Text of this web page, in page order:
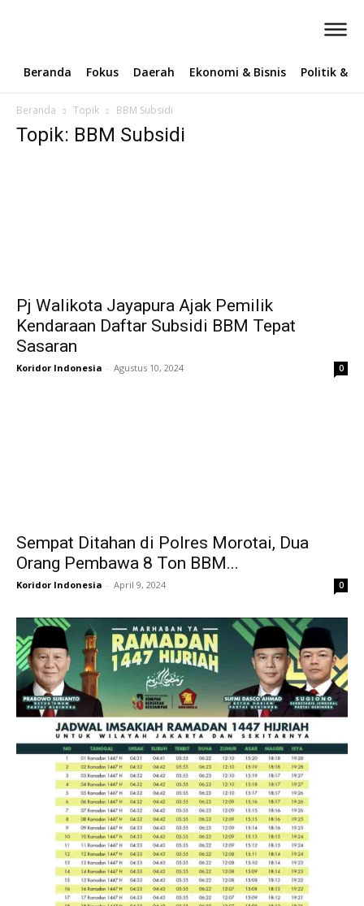
Beranda Fokus Daerah Ekonomi & Bisnis Politik &
Beranda Topik BBM Subsidi
Topik: BBM Subsidi
Pj Walikota Jayapura Ajak Pemilik
Kendaraan Daftar Subsidi BBM Tepat
Sasaran
Koridor Indonesia - Agustus 10, 2024 0
Sempat Ditahan di Polres Morotai, Dua
Orang Pembawa 8 Ton BBM...
Koridor Indonesia - April 9, 2024 0